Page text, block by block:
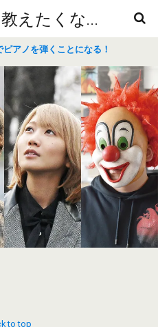
思わず誰かに教えたくなるニュースや雑学
アノを弾くことになる！
to top